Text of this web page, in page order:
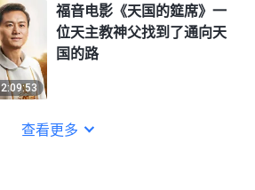
2:09:53
福音电影《天国的筵席》一
位天主教神父找到了通向天
国的路
查看更多